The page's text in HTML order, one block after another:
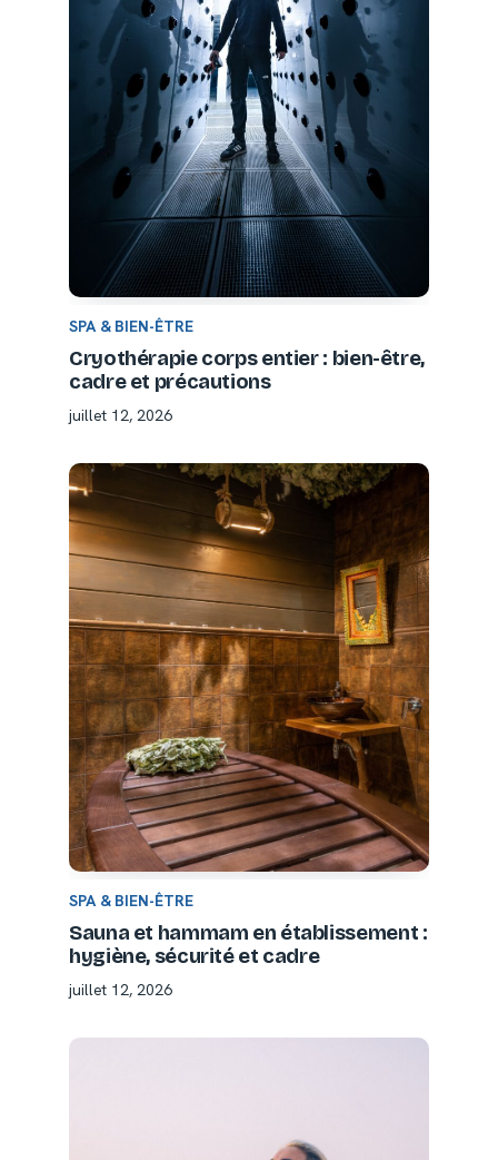
SPA & BIEN-ÊTRE
Cryothérapie corps entier : bien-être,
cadre et précautions
juillet 12, 2026
SPA & BIEN-ÊTRE
Sauna et hammam en établissement :
hygiène, sécurité et cadre
juillet 12, 2026